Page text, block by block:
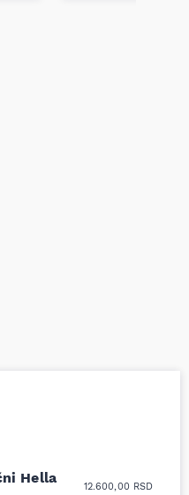
Hella
12.600,00 RSD
naziv i tip